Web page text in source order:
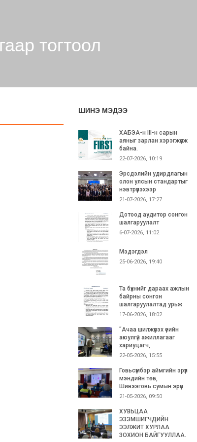
тогтоол
ШИНЭ МЭДЭЭ
ХАБЭА-н III-н сарын
аяныг зарлан хэрэгжүүлж
байна.
22-07-2026, 10:19
Эрсдэлийн удирдлагын
олон улсын стандартыг
нэвтрүүлэхээр
21-07-2026, 17:27
Дотоод аудитор сонгон
шалгаруулалт
6-07-2026, 11:02
Мэдэгдэл
25-06-2026, 19:40
Та бүхнийг дараах ажлын
байрны сонгон
шалгаруулалтад урьж
17-06-2026, 18:02
"Ачаа шилжүүлэх үеийн
аюулгүй ажиллагааг
хариуцагч,
22-05-2026, 15:55
Говьсүмбэр аймгийн эрүүл
мэндийн төв,
Шивээговь сумын эрүүл
21-05-2026, 09:50
ХУВЬЦАА
ЭЗЭМШИГЧДИЙН
ЭЭЛЖИТ ХУРЛАА
ЗОХИОН БАЙГУУЛЛАА.